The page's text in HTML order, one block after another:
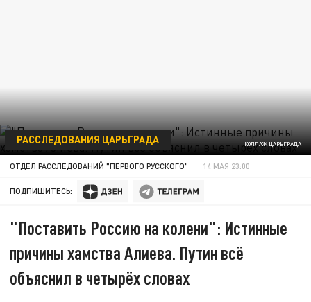
КОЛЛАЖ ЦАРЬГРАДА
РАССЛЕДОВАНИЯ ЦАРЬГРАДА
ОТДЕЛ РАССЛЕДОВАНИЙ "ПЕРВОГО РУССКОГО" 14 МАЯ 23:00
ПОДПИШИТЕСЬ:
"Поставить Россию на колени": Истинные
причины хамства Алиева. Путин всё
объяснил в четырёх словах